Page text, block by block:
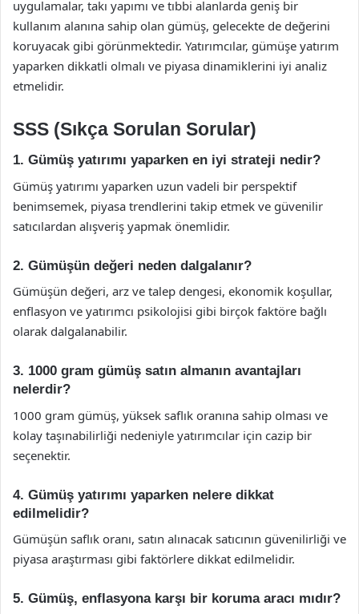
uygulamalar, takı yapımı ve tıbbi alanlarda geniş bir
kullanım alanına sahip olan gümüş, gelecekte de değerini
koruyacak gibi görünmektedir. Yatırımcılar, gümüşe yatırım
yaparken dikkatli olmalı ve piyasa dinamiklerini iyi analiz
etmelidir.
SSS (Sıkça Sorulan Sorular)
1. Gümüş yatırımı yaparken en iyi strateji nedir?
Gümüş yatırımı yaparken uzun vadeli bir perspektif
benimsemek, piyasa trendlerini takip etmek ve güvenilir
satıcılardan alışveriş yapmak önemlidir.
2. Gümüşün değeri neden dalgalanır?
Gümüşün değeri, arz ve talep dengesi, ekonomik koşullar,
enflasyon ve yatırımcı psikolojisi gibi birçok faktöre bağlı
olarak dalgalanabilir.
3. 1000 gram gümüş satın almanın avantajları
nelerdir?
1000 gram gümüş, yüksek saflık oranına sahip olması ve
kolay taşınabilirliği nedeniyle yatırımcılar için cazip bir
seçenektir.
4. Gümüş yatırımı yaparken nelere dikkat
edilmelidir?
Gümüşün saflık oranı, satın alınacak satıcının güvenilirliği ve
piyasa araştırması gibi faktörlere dikkat edilmelidir.
5. Gümüş, enflasyona karşı bir koruma aracı mıdır?